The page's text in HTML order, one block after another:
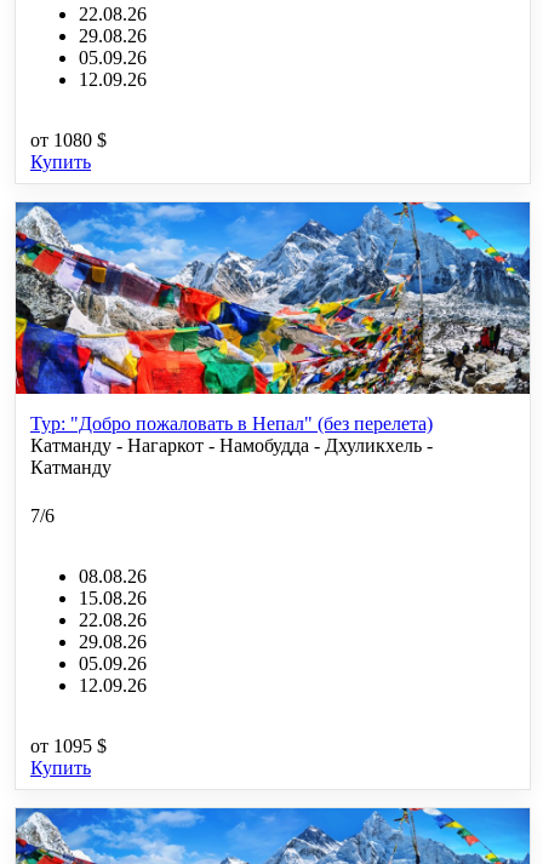
22.08.26
29.08.26
05.09.26
12.09.26
от 1080 $
Купить
Тур: "Добро пожаловать в Непал" (без перелета)
Катманду - Нагаркот - Намобудда - Дхуликхель -
Катманду
7/6
08.08.26
15.08.26
22.08.26
29.08.26
05.09.26
12.09.26
от 1095 $
Купить